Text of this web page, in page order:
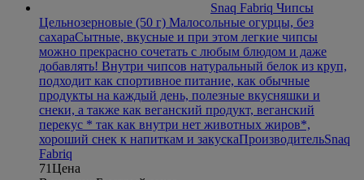
Snaq Fabriq Чипсы
Цельнозерновые (50 г) Малосольные огурцы, без
сахараСытные, вкусные и при этом легкие чипсы
можно прекрасно сочетать с любым блюдом и даже
добавлять! Внутри чипсов натуральный белок из круп,
подходит как спортивное питание, как обычные
продукты на каждый день, полезные вкусняшки и
снеки, а также как веганский продукт, веганский
перекус * так как внутри нет животных жиров*,
хороший снек к напиткам и закускаПроизводительSnaq
Fabriq
71Цена